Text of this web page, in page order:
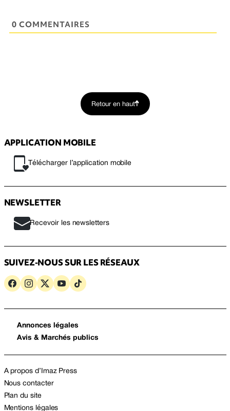
0 COMMENTAIRES
Retour en haut
APPLICATION MOBILE
Télécharger l’application mobile
NEWSLETTER
Recevoir les newsletters
SUIVEZ-NOUS SUR LES RÉSEAUX
Annonces légales
Avis & Marchés publics
A propos d’Imaz Press
Nous contacter
Plan du site
Mentions légales